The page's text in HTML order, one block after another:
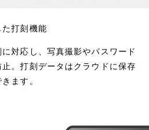
た打刻機能
対応し、写真撮影やパスワード
。打刻データはクラウドに保存
ます。